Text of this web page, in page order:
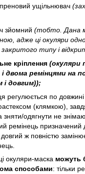
ущільнювач
зйомний (тобто. Дана
адже ці окуляри
типу і
кріплення (окуляри
і двома ремінцями на
і довгим));
регулюється по довжині
(клямкою),
одягнути не
ремінець призначений
довгий ж повністю
окуляри-маска можуть
способами: тільки